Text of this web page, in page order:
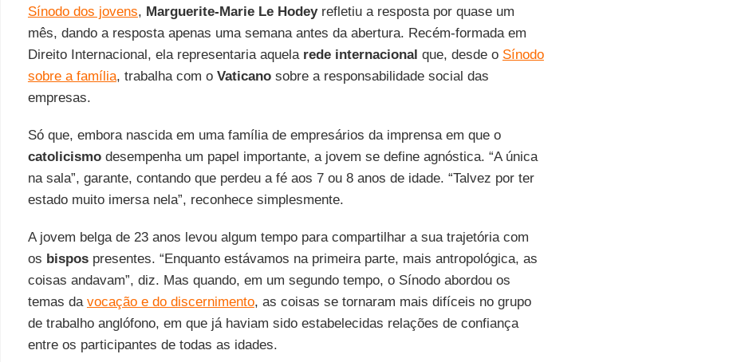
Sínodo dos jovens, Marguerite-Marie Le Hodeyrefletiu a resposta por quase um
mês, dando a resposta apenas uma semana antes da abertura. Recém-formada em
Direito Internacional, ela representaria aquela rede internacional que, desde o Sínodo
sobre a família, trabalha com o Vaticanosobre a responsabilidade social das
empresas.
Só que, embora nascida em uma família de empresários da imprensa em que o
catolicismodesempenha um papel importante, a jovem se define agnóstica. “A única
na sala”, garante, contando que perdeu a fé aos 7 ou 8 anos de idade. “Talvez por ter
estado muito imersa nela”, reconhece simplesmente.
A jovem belga de 23 anos levou algum tempo para compartilhar a sua trajetória com
os bispospresentes. “Enquanto estávamos na primeira parte, mais antropológica, as
coisas andavam”, diz. Mas quando, em um segundo tempo, o Sínodo abordou os
temas da vocação e do discernimento, as coisas se tornaram mais difíceis no grupo
de trabalho anglófono, em que já haviam sido estabelecidas relações de confiança
entre os participantes de todas as idades.